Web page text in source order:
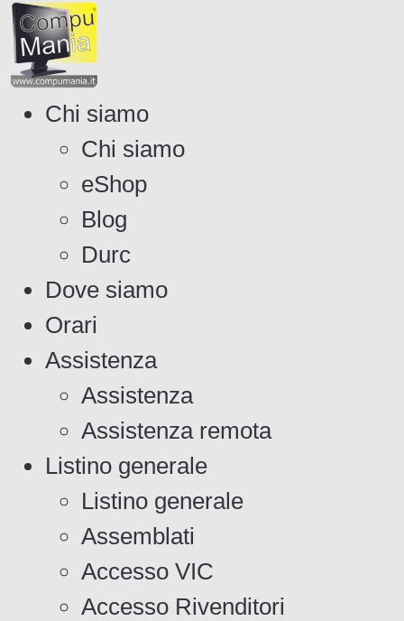
Vai
contenuto
Chi siamo
Chi siamo
eShop
Blog
Durc
Dove siamo
Orari
Assistenza
Assistenza
Assistenza remota
Listino generale
Listino generale
Assemblati
Accesso VIC
Accesso Rivenditori